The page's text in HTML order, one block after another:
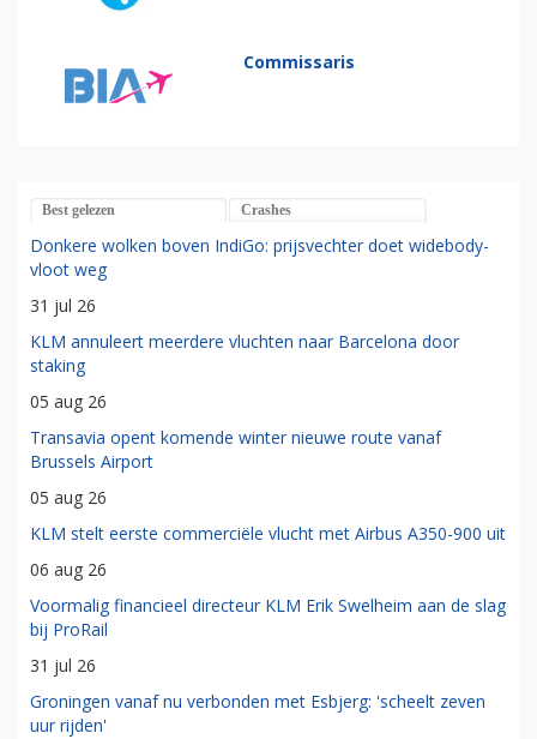
Commissaris
Best gelezen Crashes
Donkere wolken boven IndiGo: prijsvechter doet widebody-
vloot weg
31 jul 26
KLM annuleert meerdere vluchten naar Barcelona door
staking
05 aug 26
Transavia opent komende winter nieuwe route vanaf
Brussels Airport
05 aug 26
KLM stelt eerste commerciële vlucht met Airbus A350-900 uit
06 aug 26
Voormalig financieel directeur KLM Erik Swelheim aan de slag
bij ProRail
31 jul 26
Groningen vanaf nu verbonden met Esbjerg: 'scheelt zeven
uur rijden'